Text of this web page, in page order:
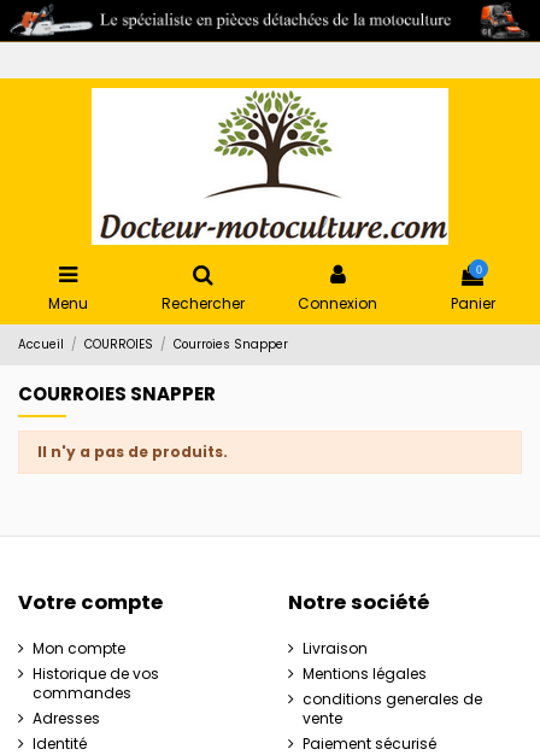
Menu Rechercher Connexion
0
Panier
Accueil COURROIES Courroies Snapper
COURROIES SNAPPER
Il n'y a pas de produits.
Votre compte
Mon compte
Historique de vos
commandes
Adresses
Identité
Notre société
Livraison
Mentions légales
conditions generales de
vente
Paiement sécurisé